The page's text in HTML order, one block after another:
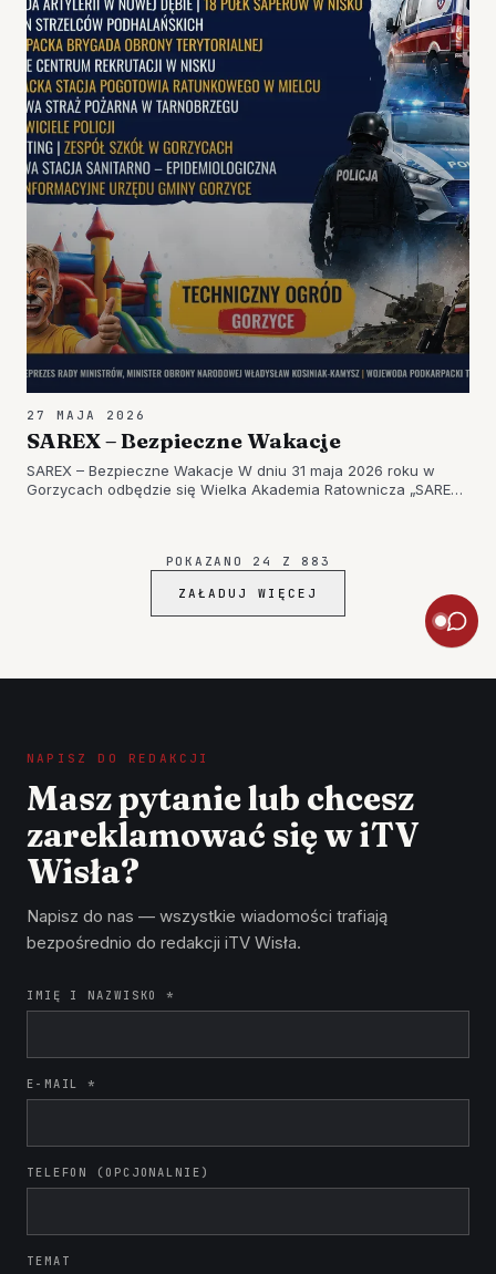
27 MAJA 2026
SAREX – Bezpieczne Wakacje
SAREX – Bezpieczne Wakacje W dniu 31 maja 2026 roku w
Gorzycach odbędzie się Wielka Akademia Ratownicza „SAREX
POKAZANO 24 Z 883
ZAŁADUJ WIĘCEJ
NAPISZ DO REDAKCJI
Masz pytanie lub chcesz
zareklamować się w iTV
Wisła?
Napisz do nas — wszystkie wiadomości trafiają
bezpośrednio do redakcji iTV Wisła.
IMIĘ I NAZWISKO *
E-MAIL *
TELEFON (OPCJONALNIE)
TEMAT